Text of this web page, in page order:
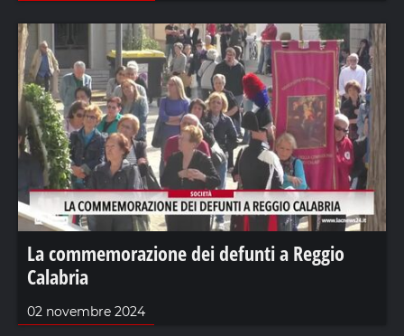
La commemorazione dei defunti a Reggio
Calabria
02 novembre 2024